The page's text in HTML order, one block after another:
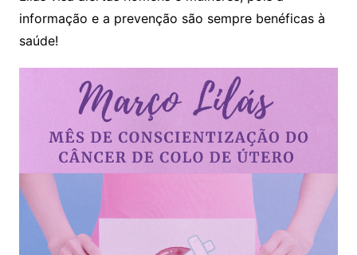
informação e a prevenção são sempre benéficas à
saúde!